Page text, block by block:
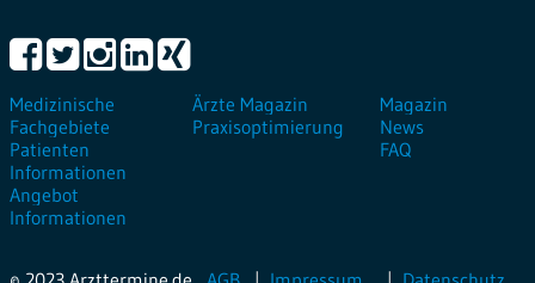
Medizinische
Fachgebiete
Patienten
Informationen
Angebot
Informationen
Ärzte Magazin
Praxisoptimierung
Magazin
News
FAQ